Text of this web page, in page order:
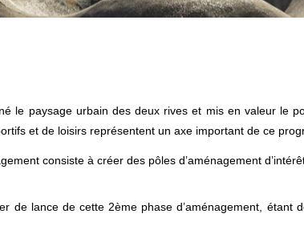
le paysage urbain des deux rives et mis en valeur le
et de loisirs représentent un axe important de ce
consiste à créer des pôles d’aménagement
de lance de cette 2ème phase d’aménagement,